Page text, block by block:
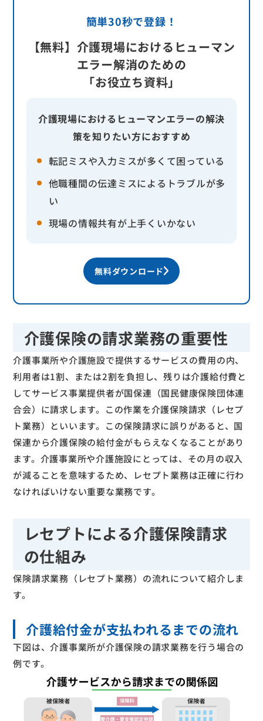
簡単30秒で登録！
【無料】介護現場におけるヒューマン
エラー解消のための
「お役立ち資料」
介護現場におけるヒューマンエラーの解決
策を知りたい方におすすめ
転記ミスや入力ミスが多くて困っている
他職種間の伝達ミスによるトラブルが多
い
現場の情報共有が上手くいかない
無料ダウンロード
介護保険の請求業務の重要性
介護事業所や介護施設で提供するサービスの費用の内、
利用者は1割、または2割を負担し、残りは介護給付費と
してサービス事業提供者が国保連（国民健康保険団体連
合会）に請求します。この作業を介護保険請求（レセプ
ト業務）といいます。この保険請求に誤りがあると、国
保連から介護保険の給付金がもらえなくなることがあり
ます。介護事業所や介護施設にとっては、その月の収入
が減ることを意味するため、レセプト業務は正確に行わ
なければいけない重要な業務です。
レセプトによる介護保険請求
の仕組み
保険請求業務（レセプト業務）の流れについて紹介しま
す。
介護給付金が支払われるまでの流れ
下図は、介護事業所が介護保険の請求業務を行う場合の
例です。